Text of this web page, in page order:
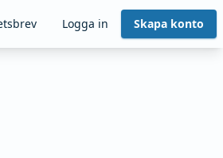
Logga in Skapa konto